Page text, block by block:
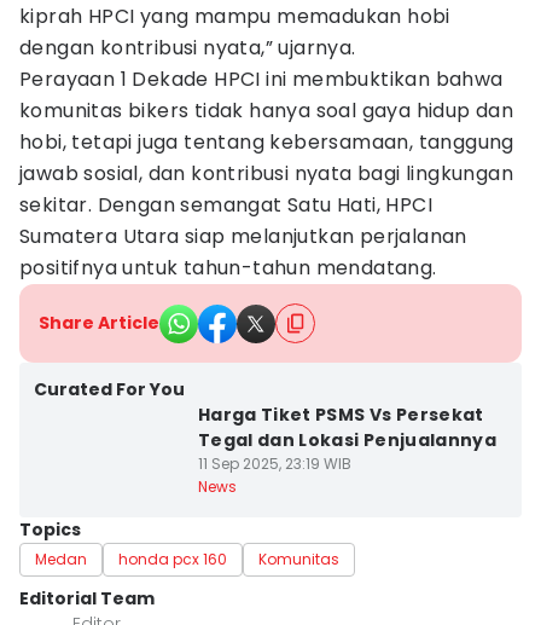
kiprah HPCI yang mampu memadukan hobi
dengan kontribusi nyata,” ujarnya.
Perayaan 1 Dekade HPCI ini membuktikan bahwa
komunitas bikers tidak hanya soal gaya hidup dan
hobi, tetapi juga tentang kebersamaan, tanggung
jawab sosial, dan kontribusi nyata bagi lingkungan
sekitar. Dengan semangat Satu Hati, HPCI
Sumatera Utara siap melanjutkan perjalanan
positifnya untuk tahun-tahun mendatang.
Share Article
Curated For You
Harga Tiket PSMS Vs Persekat
Tegal dan Lokasi Penjualannya
11 Sep 2025, 23:19 WIB
News
Topics
Medan honda pcx 160 Komunitas
Editorial Team